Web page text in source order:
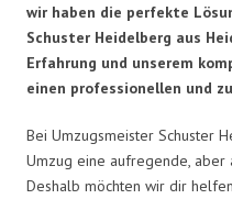
wir haben die perfekte
Schuster Heidelberg aus
Erfahrung und unserem
einen professionellen und
Bei Umzugsmeister Schuster
Umzug eine aufregende, aber
Deshalb möchten wir dir